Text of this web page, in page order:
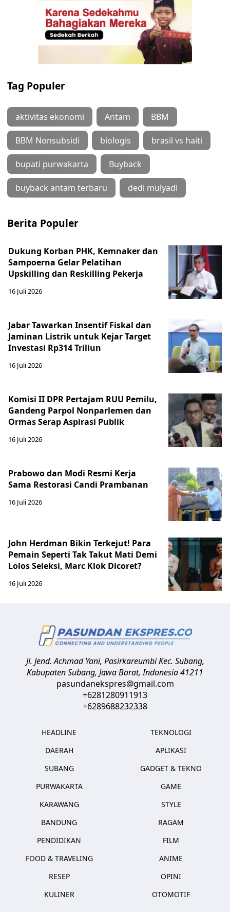
Tag Populer
aktivitas ekonomi Antam BBM
BBM Nonsubsidi biologis brasil vs haiti
bupati purwakarta Buyback
buyback antam terbaru dedi mulyadi
Berita Populer
Dukung Korban PHK, Kemnaker dan
Sampoerna Gelar Pelatihan
Upskilling dan Reskilling Pekerja
16 Juli 2026
Jabar Tawarkan Insentif Fiskal dan
Jaminan Listrik untuk Kejar Target
Investasi Rp314 Triliun
16 Juli 2026
Komisi II DPR Pertajam RUU Pemilu,
Gandeng Parpol Nonparlemen dan
Ormas Serap Aspirasi Publik
16 Juli 2026
Prabowo dan Modi Resmi Kerja
Sama Restorasi Candi Prambanan
16 Juli 2026
John Herdman Bikin Terkejut! Para
Pemain Seperti Tak Takut Mati Demi
Lolos Seleksi, Marc Klok Dicoret?
16 Juli 2026
Jl. Jend. Achmad Yani, Pasirkareumbi Kec. Subang,
Kabupaten Subang, Jawa Barat,Indonesia41211
pasundanekspres@gmail.com
+6281280911913
+6289688232338
HEADLINE
DAERAH
SUBANG
PURWAKARTA
KARAWANG
BANDUNG
PENDIDIKAN
FOOD & TRAVELING
RESEP
KULINER
TEKNOLOGI
APLIKASI
GADGET & TEKNO
GAME
STYLE
RAGAM
FILM
ANIME
OPINI
OTOMOTIF